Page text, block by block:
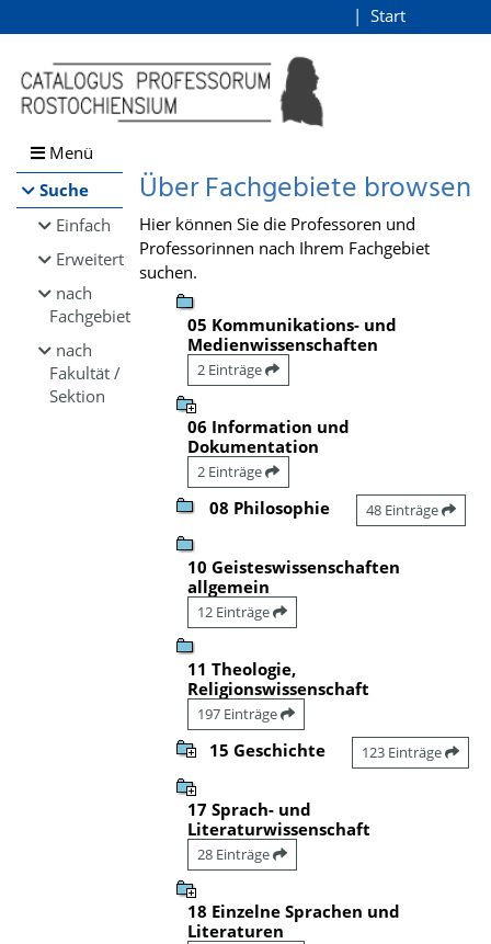
Browsen
direkt zum Inhalt
Start
Menü
Suche
Einfach
Erweitert
nach
Fachgebiet
nach
Fakultät /
Sektion
Über Fachgebiete browsen
Hier können Sie die Professoren und
Professorinnen nach Ihrem Fachgebiet
suchen.
05 Kommunikations- und
Medienwissenschaften
2 Einträge
06 Information und
Dokumentation
2 Einträge
08 Philosophie 48 Einträge
10 Geisteswissenschaften
allgemein
12 Einträge
11 Theologie,
Religionswissenschaft
197 Einträge
15 Geschichte 123 Einträge
17 Sprach- und
Literaturwissenschaft
28 Einträge
18 Einzelne Sprachen und
Literaturen